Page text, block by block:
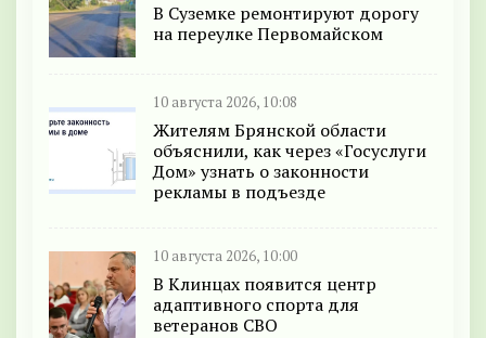
В Суземке ремонтируют дорогу
на переулке Первомайском
10 августа 2026, 10:08
Жителям Брянской области
объяснили, как через «Госуслуги
Дом» узнать о законности
рекламы в подъезде
10 августа 2026, 10:00
В Клинцах появится центр
адаптивного спорта для
ветеранов СВО